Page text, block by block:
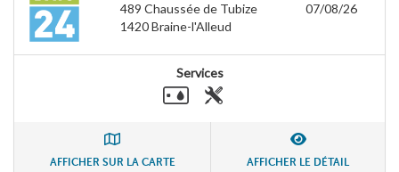
489 Chaussée de Tubize
1420Braine-l'Alleud
07/08/26
Services
AFFICHER SUR LA CARTE AFFICHER LE DÉTAIL